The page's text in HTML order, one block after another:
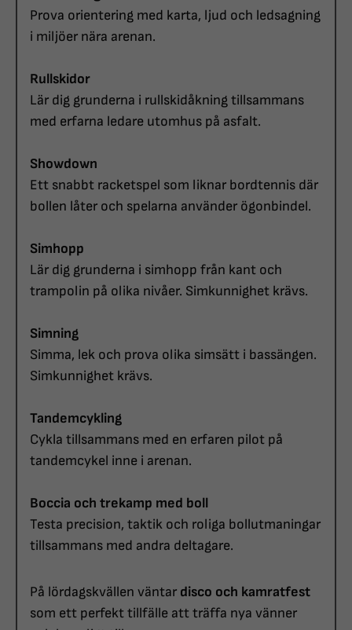
Prova orientering med karta, ljud och ledsagning
i miljöer nära arenan.
Rullskidor
Lär dig grunderna i rullskidåkning tillsammans
med erfarna ledare utomhus på asfalt.
Showdown
Ett snabbt racketspel som liknar bordtennis där
bollen låter och spelarna använder ögonbindel.
Simhopp
Lär dig grunderna i simhopp från kant och
trampolin på olika nivåer. Simkunnighet krävs.
Simning
Simma, lek och prova olika simsätt i bassängen.
Simkunnighet krävs.
Tandemcykling
Cykla tillsammans med en erfaren pilot på
tandemcykel inne i arenan.
Boccia och trekamp med boll
Testa precision, taktik och roliga bollutmaningar
tillsammans med andra deltagare.
På lördagskvällen väntar disco och kamratfest
som ett perfekt tillfälle att träffa nya vänner